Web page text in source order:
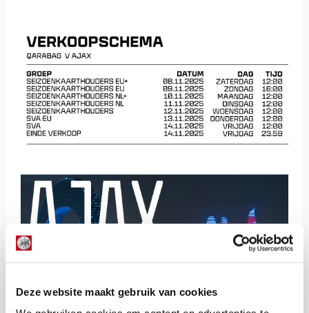
Deze website maakt gebruik van cookies